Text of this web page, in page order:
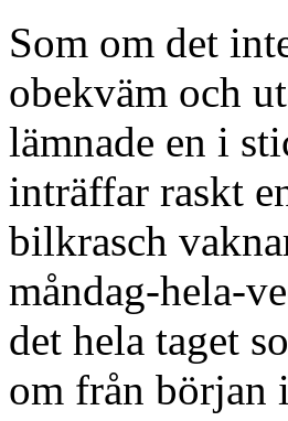
Som om det
obekväm och
lämnade en i
inträffar raskt
bilkrasch
måndag-hela-
det hela taget
om från början